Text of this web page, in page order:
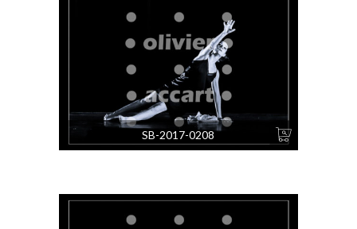
SB-2017-0208